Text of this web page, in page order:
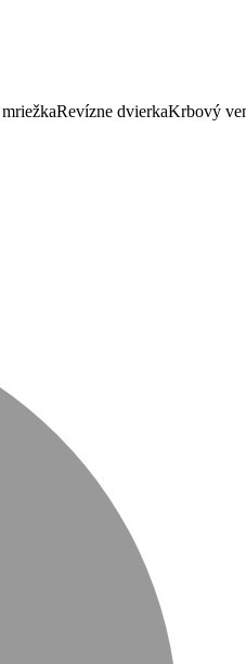
Revízne dvierkaKrbový